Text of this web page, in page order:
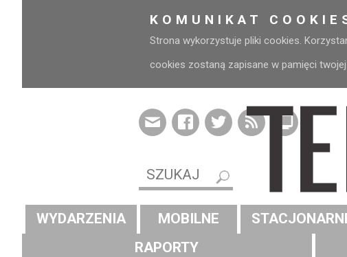
KOMUNIKAT
Strona wykorzystuje pliki cookies.
cookies zostaną zapisane w pamięci
WYDARZENIA MOBILNE
RAPORTY